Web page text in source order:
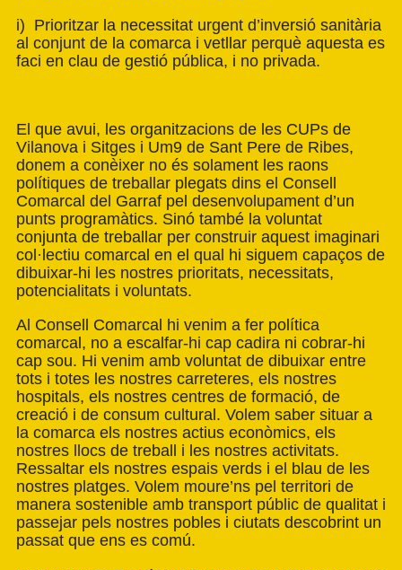
i) Prioritzar la necessitat urgent d’inversió sanitària
al conjunt de la comarca i vetllar perquè aquesta es
faci en clau de gestió pública, i no privada.
El que avui, les organitzacions de les CUPs de
Vilanova i Sitges i Um9 de Sant Pere de Ribes,
donem a conèixer no és solament les raons
polítiques de treballar plegats dins el Consell
Comarcal del Garraf pel desenvolupament d’un
punts programàtics. Sinó també la voluntat
conjunta de treballar per construir aquest imaginari
col·lectiu comarcal en el qual hi siguem capaços de
dibuixar-hi les nostres prioritats, necessitats,
potencialitats i voluntats.
Al Consell Comarcal hi venim a fer política
comarcal, no a escalfar-hi cap cadira ni cobrar-hi
cap sou. Hi venim amb voluntat de dibuixar entre
tots i totes les nostres carreteres, els nostres
hospitals, els nostres centres de formació, de
creació i de consum cultural. Volem saber situar a
la comarca els nostres actius econòmics, els
nostres llocs de treball i les nostres activitats.
Ressaltar els nostres espais verds i el blau de les
nostres platges. Volem moure’ns pel territori de
manera sostenible amb transport públic de qualitat i
passejar pels nostres pobles i ciutats descobrint un
passat que ens es comú.